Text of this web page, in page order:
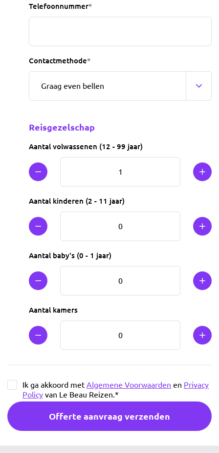
Telefoonnummer*
Contactmethode*
Reisgezelschap
Aantal volwassenen (12 - 99 jaar)
Min 1 Plus
Aantal kinderen (2 - 11 jaar)
Min 1 Plus
Aantal baby's (0 - 1 jaar)
Min 1 Plus
Aantal kamers
Min 1 Plus
Ik ga akkoord met Algemene Voorwaarden en Privacy
Policy van Le Beau Reizen.*
Offerte aanvraag verzenden